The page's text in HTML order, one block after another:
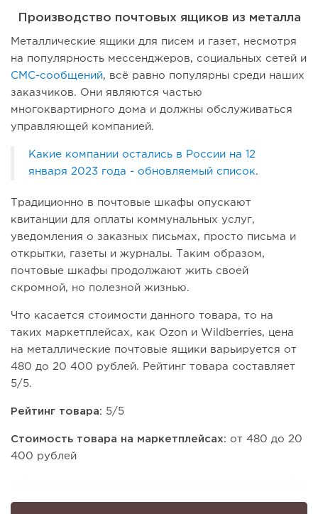
Производство почтовых ящиков из металла
Металлические ящики для писем и газет, несмотря
на популярность мессенджеров, социальных сетей и
СМС-сообщений, всё равно популярны среди наших
заказчиков. Они являются частью
многоквартирного дома и должны обслуживаться
управляющей компанией.
Какие компании остались в России на 12
января 2023 года - обновляемый список.
Традиционно в почтовые шкафы опускают
квитанции для оплаты коммунальных услуг,
уведомления о заказных письмах, просто письма и
открытки, газеты и журналы. Таким образом,
почтовые шкафы продолжают жить своей
скромной, но полезной жизнью.
Что касается стоимости данного товара, то на
таких маркетплейсах, как Ozon и Wildberries, цена
на металлические почтовые ящики варьируется от
480 до 20 400 рублей. Рейтинг товара составляет
5/5.
Рейтинг товара: 5/5
Стоимость товара на маркетплейсах: от 480 до 20
400 рублей